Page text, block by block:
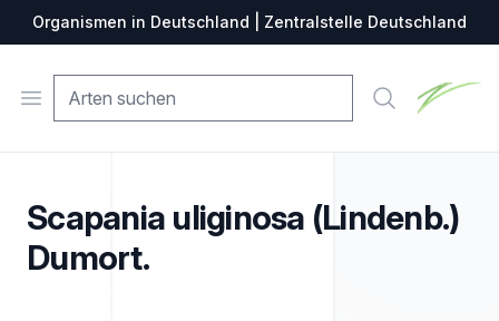
Organismen in Deutschland | Zentralstelle Deutschland
Open menu Suche
Scapania uliginosa (Lindenb.)
Dumort.